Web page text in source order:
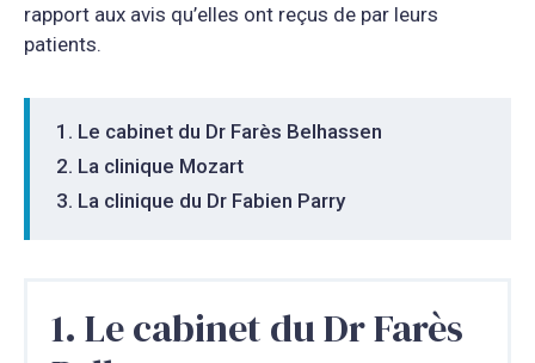
rapport aux avis qu’elles ont reçus de par leurs
patients.
Le cabinet du Dr Farès Belhassen
La clinique Mozart
La clinique du Dr Fabien Parry
1. Le cabinet du Dr Farès